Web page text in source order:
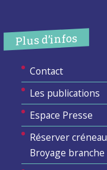
Plus d’infos
Contact
Les publications
Espace Presse
Réserver créneau
Broyage branche